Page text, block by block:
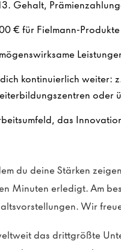
Gehalt,
€ für Fielmann-
kontinuierlich weiter:
oder
das
du deine Stärken
Minuten erledigt. Am
Wir
das drittgrößte